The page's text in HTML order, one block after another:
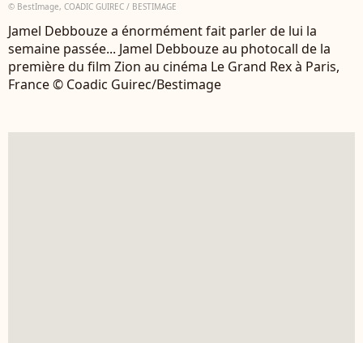
© BestImage, COADIC GUIREC / BESTIMAGE
Jamel Debbouze a énormément fait parler de lui la
semaine passée... Jamel Debbouze au photocall de la
première du film Zion au cinéma Le Grand Rex à Paris,
France © Coadic Guirec/Bestimage